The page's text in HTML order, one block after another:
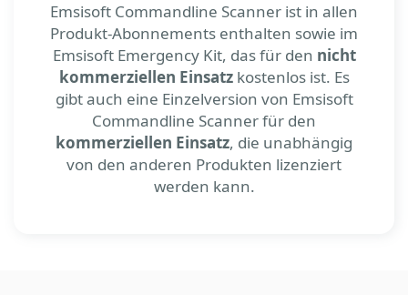
Emsisoft Commandline Scanner ist in allen
Produkt-Abonnements enthalten sowie im
Emsisoft Emergency Kit, das für den nicht
kommerziellen Einsatzkostenlos ist. Es
gibt auch eine Einzelversion von Emsisoft
Commandline Scanner für den
kommerziellen Einsatz, die unabhängig
von den anderen Produkten lizenziert
werden kann.